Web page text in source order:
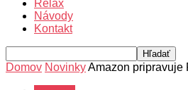
Relax
Návody
Kontakt
Domov NovinkyAmazon pripravuje